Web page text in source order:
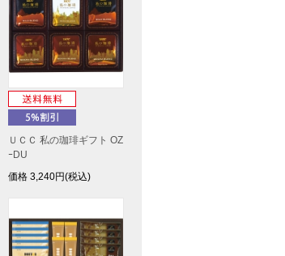
ＵＣＣ 私の珈琲ギフト OZ
ｰDU
価格 3,240円(税込)